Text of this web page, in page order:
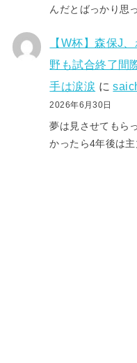
んだとばっかり思
【W杯】森保J
野も試合終了間
手は涙涙 に
2026年6月30日
夢は見させてもら
かったら4年後は